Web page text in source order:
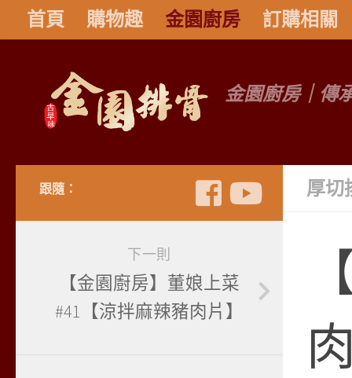
首頁 購物趣 金園廚房 訂購相關
金園廚房｜傳
厚切
跟隨：
下一則
【金園廚房】董娘上菜
#41【涼拌麻辣豬肉片】